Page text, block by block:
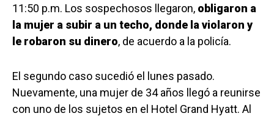
11:50 p.m. Los sospechosos llegaron, obligaron a
la mujer a subir a un techo, donde la violaron y
le robaron su dinero, de acuerdo a la policía.
El segundo caso sucedió el lunes pasado.
Nuevamente, una mujer de 34 años llegó a reunirse
con uno de los sujetos en el Hotel Grand Hyatt. Al